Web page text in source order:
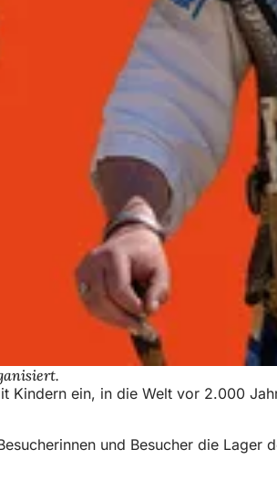
ein, in die Welt vor 2.000
und Besucher die